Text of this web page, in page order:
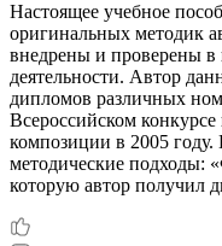
Настоящее учебное
оригинальных методик
внедрены и проверены в
деятельности. Автор
дипломов различных
Всероссийском
композиции в 2005
методические подходы:
которую автор